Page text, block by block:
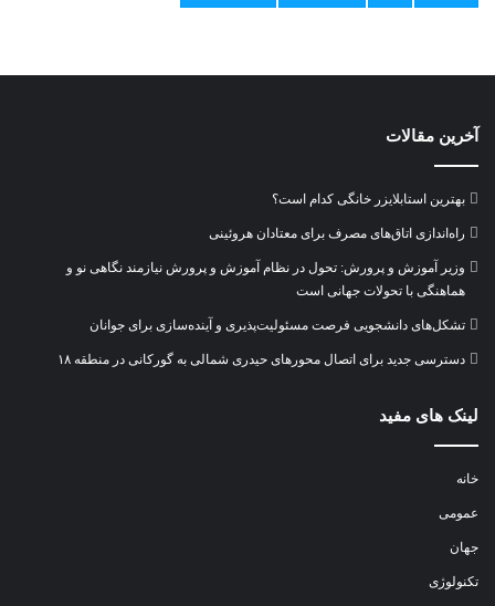
آخرین مقالات
بهترین استابلایزر خانگی کدام است؟
راه‌اندازی اتاق‌های مصرف برای معتادان هروئینی
وزیر آموزش و پرورش: تحول در نظام آموزش و پرورش نیازمند نگاهی نو و
هماهنگی با تحولات جهانی است
تشکل‌های دانشجویی فرصت مسئولیت‌پذیری و آینده‌سازی برای جوانان
دسترسی جدید برای اتصال محور‌های حیدری شمالی به گورکانی در منطقه ۱۸
لینک های مفید
خانه
عمومی
جهان
تکنولوژی